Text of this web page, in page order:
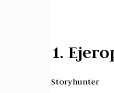
1.
Storyhunter